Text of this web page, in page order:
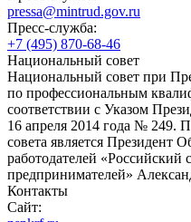
pressa@mintrud.gov.ru
Пресс-служба:
+7 (495) 870-68-46
Национальный совет
Национальный совет при
по профессиональным
соответствии с Указом
16 апреля 2014 года № 249.
совета является Президент
работодателей
предпринимателей»
Контакты
Сайт: